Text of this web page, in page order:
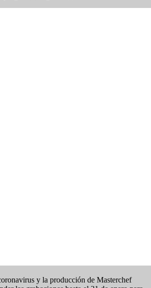
y la producción de Masterchef